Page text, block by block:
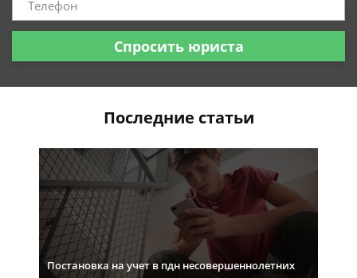
Спросить юриста
Последние статьи
Постановка на учет в пдн несовершеннолетних